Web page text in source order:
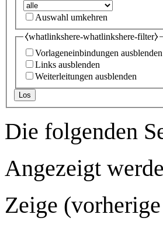
Auswahl umkehren
⧼whatlinkshere-whatlinkshere-filter⧽
Vorlageneinbindungen ausblenden
Links ausblenden
Weiterleitungen ausblenden
Los
Die folgenden
Angezeigt
Zeige (